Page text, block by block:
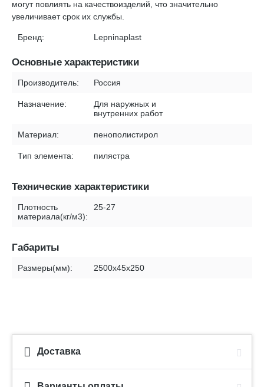
могут повлиять на качествоизделий, что значительно
увеличивает срок их службы.
Бренд: Lepninaplast
Основные характеристики
Производитель: Россия
Назначение:
Для наружных и
внутренних работ
Материал: пенополистирол
Тип элемента: пилястра
Технические характеристики
Плотность
материала(кг/м3):
25-27
Габариты
Размеры(мм): 2500х45х250
Доставка